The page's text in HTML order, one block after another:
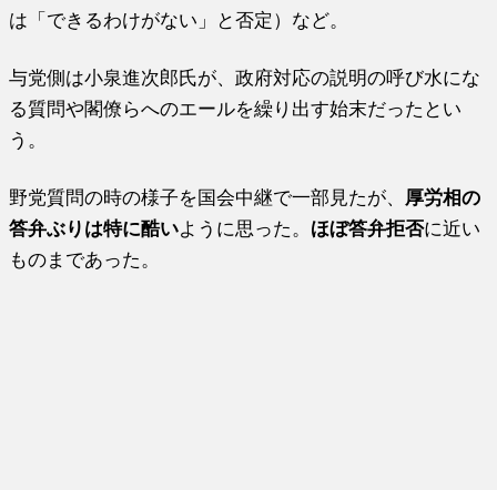
は「できるわけがない」と否定）など。
与党側は小泉進次郎氏が、政府対応の説明の呼び水にな
る質問や閣僚らへのエールを繰り出す始末だったとい
う。
野党質問の時の様子を国会中継で一部見たが、 厚労相の
答弁ぶりは特に酷いように思った。 ほぼ答弁拒否に近い
ものまであった。